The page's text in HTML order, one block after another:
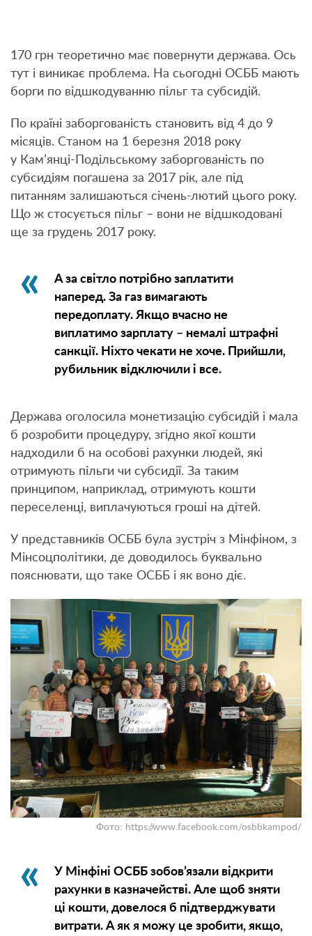
170 грн теоретично має повернути держава. Ось
тут і виникає проблема. На сьогодні ОСББ мають
борги по відшкодуванню пільг та субсидій.
По країні заборгованість становить від 4 до 9
місяців. Станом на 1 березня 2018 року
у Кам’янці-Подільському заборгованість по
субсидіям погашена за 2017 рік, але під
питанням залишаються січень-лютий цього року.
Що ж стосується пільг – вони не відшкодовані
ще за грудень 2017 року.
А за світло потрібно заплатити
наперед. За газ вимагають
передоплату. Якщо вчасно не
виплатимо зарплату – немалі штрафні
санкції. Ніхто чекати не хоче. Прийшли,
рубильник відключили і все.
Держава оголосила монетизацію субсидій і мала
б розробити процедуру, згідно якої кошти
надходили б на особові рахунки людей, які
отримують пільги чи субсидії. За таким
принципом, наприклад, отримують кошти
переселенці, виплачуються гроші на дітей.
У представників ОСББ була зустріч з Мінфіном, з
Мінсоцполітики, де доводилось буквально
пояснювати, що таке ОСББ і як воно діє.
Фото: https://www.facebook.com/osbbkampod/
У Мінфіні ОСББ зобов’язали відкрити
рахунки в казначействі. Але щоб зняти
ці кошти, довелося б підтверджувати
витрати. А як я можу це зробити, якщо,